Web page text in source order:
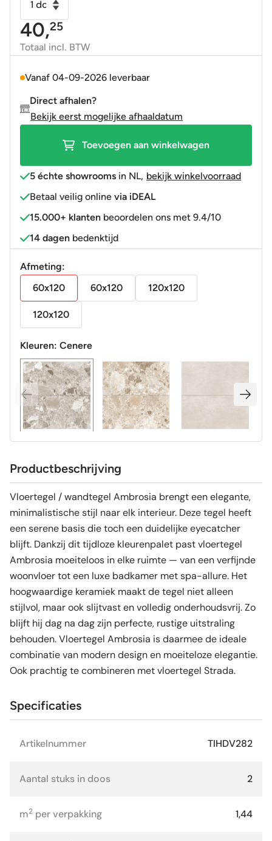
Wandtegel
Ambrosia
cenere
terrazzo
60x120
gerectificeerd
40,25
Totaal incl. BTW
Vanaf 04-09-2026 leverbaar
Direct afhalen?
Bekijk eerst mogelijke afhaaldatum
Toevoegen aan winkelwagen
5 échte showrooms in NL, bekijk winkelvoorraad
Betaal veilig online via iDEAL
15.000+ klanten beoordelen ons met 9.4/10
14 dagen bedenktijd
Afmeting:
60x120
60x120 120x120
120x120
Kleuren: Cenere
Productbeschrijving
Vloertegel / wandtegel Ambrosia brengt een elegante,
minimalistische stijl naar elk interieur. Deze tegel heeft
een serene basis die toch een duidelijke eyecatcher
blijft. Dankzij dit tijdloze kleurenpalet past vloertegel
Ambrosia moeiteloos in elke ruimte — van een verfijnde
woonvloer tot een luxe badkamer met spa-allure. Het
hoogwaardige keramiek maakt de tegel niet alleen
stijlvol, maar ook slijtvast en volledig onderhoudsvrij. Zo
blijft hij dag na dag zijn perfecte, rustige uitstraling
behouden. Vloertegel Ambrosia is daarmee de ideale
combinatie van modern design en moeiteloze elegantie.
Ook prachtig te combineren met vloertegel Strada.
Specificaties
Artikelnummer TIHDV282
Aantal stuks in doos 2
m2 per verpakking 1,44